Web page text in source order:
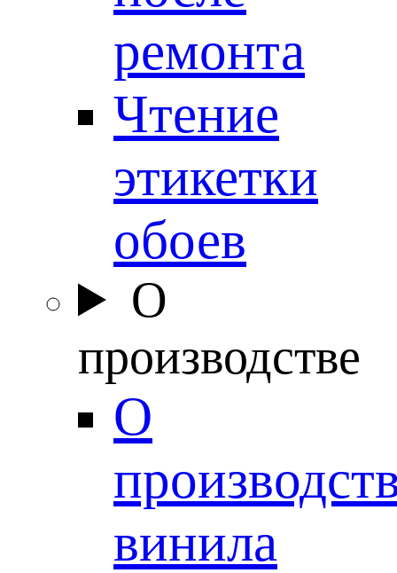
ремонта
Чтение
этикетки
обоев
О
производстве
О
винила